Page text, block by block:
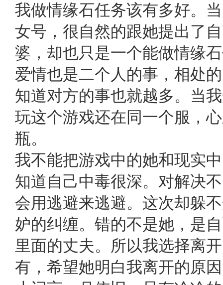
我做情缘石任务该有多好。
女号，很自然的跟她提出了
婆，却也只是一个能做情缘
爱情也是二个人的事，相处
知道对方的事也就越多。当
玩这个游戏还在同一个服，
瓶。
我不能把游戏中的她和现实
知道自己中毒很深。对解决
会用逃避来逃避。这次却躲
妒的纠缠。错的不是她，是
里面的丈夫。所以我选择离
有，希望她明白我离开的原